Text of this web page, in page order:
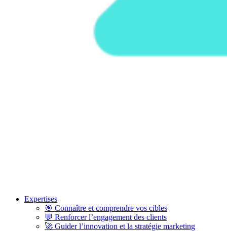
Expertises
🎯 Connaître et comprendre vos cibles
💬 Renforcer l’engagement des clients
🚀 Guider l’innovation et la stratégie marketing